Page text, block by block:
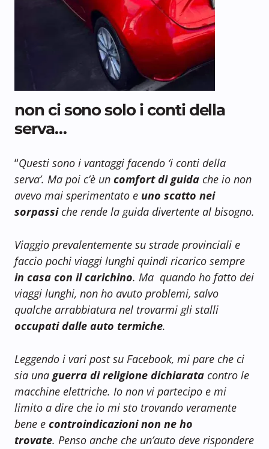
non ci sono solo i conti della
serva…
“Questi sono i vantaggi facendo ‘i conti della
serva’. Ma poi c’è un comfort di guida che io non
avevo mai sperimentato e uno scatto nei
sorpassiche rende la guida divertente al bisogno.
Viaggio prevalentemente su strade provinciali e
faccio pochi viaggi lunghi quindi ricarico sempre
in casa con il carichino. Ma quando ho fatto dei
viaggi lunghi, non ho avuto problemi, salvo
qualche arrabbiatura nel trovarmi gli stalli
occupati dalle auto termiche.
Leggendo i vari post su Facebook, mi pare che ci
sia una guerra di religione dichiarata contro le
macchine elettriche. Io non vi partecipo e mi
limito a dire che io mi sto trovando veramente
bene e controindicazioni non ne ho
trovate. Penso anche che un’auto deve rispondere